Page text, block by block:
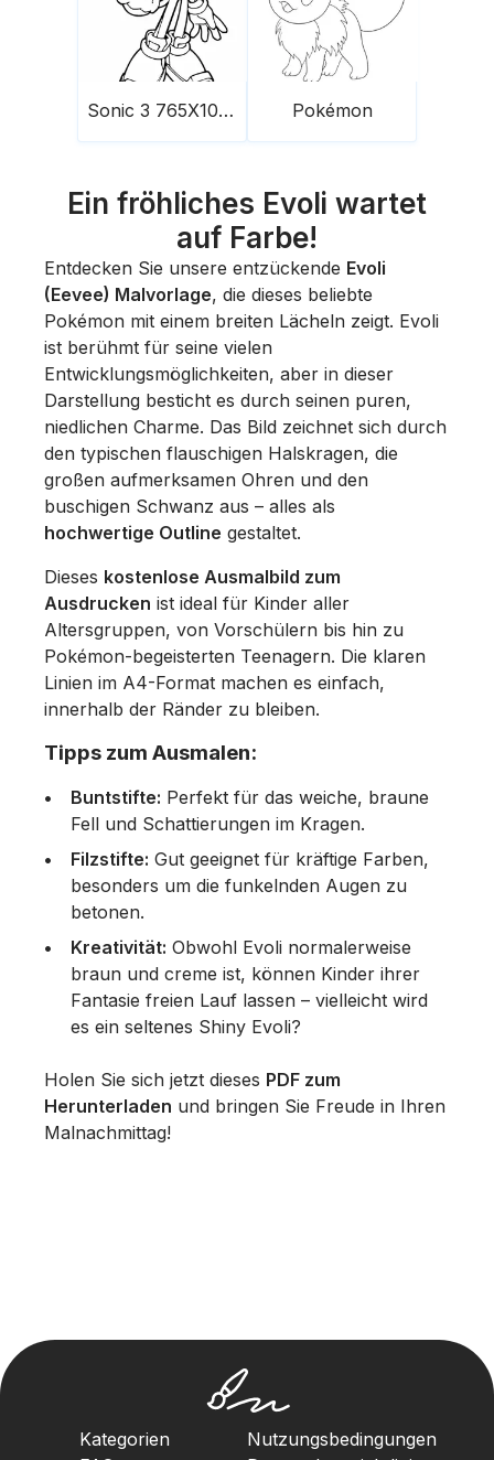
Sonic 3 765X1024 Pokémon
Ein fröhliches Evoli wartet
auf Farbe!
Entdecken Sie unsere entzückende Evoli
(Eevee) Malvorlage, die dieses beliebte
Pokémon mit einem breiten Lächeln zeigt. Evoli
ist berühmt für seine vielen
Entwicklungsmöglichkeiten, aber in dieser
Darstellung besticht es durch seinen puren,
niedlichen Charme. Das Bild zeichnet sich durch
den typischen flauschigen Halskragen, die
großen aufmerksamen Ohren und den
buschigen Schwanz aus – alles als
hochwertige Outline gestaltet.
Dieses kostenlose Ausmalbild zum
Ausdrucken ist ideal für Kinder aller
Altersgruppen, von Vorschülern bis hin zu
Pokémon-begeisterten Teenagern. Die klaren
Linien im A4-Format machen es einfach,
innerhalb der Ränder zu bleiben.
Tipps zum Ausmalen:
Buntstifte: Perfekt für das weiche, braune
Fell und Schattierungen im Kragen.
Filzstifte: Gut geeignet für kräftige Farben,
besonders um die funkelnden Augen zu
betonen.
Kreativität: Obwohl Evoli normalerweise
braun und creme ist, können Kinder ihrer
Fantasie freien Lauf lassen – vielleicht wird
es ein seltenes Shiny Evoli?
Holen Sie sich jetzt dieses PDF zum
Herunterladen und bringen Sie Freude in Ihren
Malnachmittag!
Kategorien
Nutzungsbedingungen